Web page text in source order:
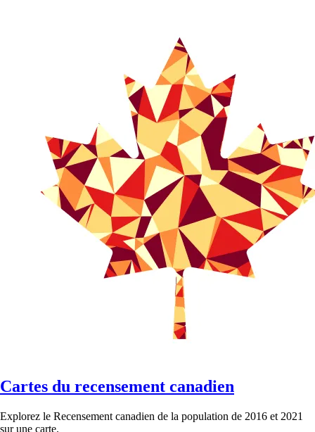
Cartes du recensement canadien
Explorez le Recensement canadien de la population de 2016 et 2021
sur une carte.